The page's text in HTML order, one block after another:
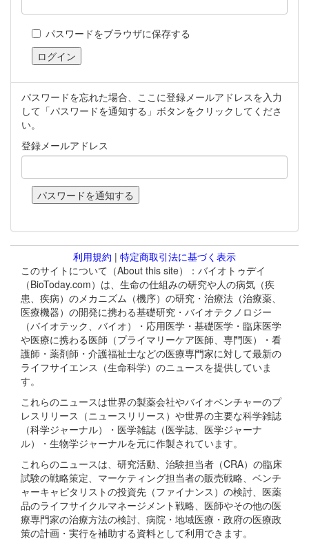
パスワードをブラウザに保存する
パスワードを忘れた場合、ここに登録メールアドレスを入力
して「パスワードを通知する」ボタンをクリックしてくださ
い。
登録メールアドレス
利用規約 | 特定商取引法に基づく表示
このサイトについて（About this site）：バイオトゥデイ
（BioToday.com）は、生命の仕組みの研究や人の病気（疾
患、疾病）のメカニズム（機序）の研究・治療法（治療薬、
医療機器）の開発に携わる基礎研究・バイオテクノロジー
（バイオテック、バイオ）・応用医学・基礎医学・臨床医学
や医療に携わる医師（プライマリーケア医師、専門医）・看
護師・薬剤師・介護福祉士などの医療専門家に対して最新の
ライフサイエンス（生命科学）のニュースを提供していま
す。
これらのニュースは世界の製薬会社やバイオベンチャーのプ
レスリリース（ニュースリリース）や世界の主要な科学雑誌
（科学ジャーナル）・医学雑誌（医学誌、医学ジャーナ
ル）・生物学ジャーナルを元に作製されています。
これらのニュースは、研究活動、治験担当者（CRA）の臨床
試験の戦略策定、マーケティング担当者の販売戦略、ベンチ
ャーキャピタリストの投資先（ファイナンス）の検討、医薬
品のライフサイクルマネージメント戦略、医師やその他の医
療専門家の治療方法の検討、病院・地域医療・政府の医療政
策の計画・実行を補助する資料として利用できます。